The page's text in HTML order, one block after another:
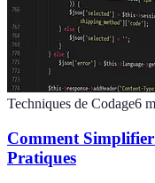
Techniques de Codage6
Comment
Pratiques